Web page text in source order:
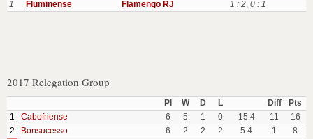
1
Fluminense Flamengo RJ 1 : 2, 0 : 1
2017 Relegation Group
Pl W D L Diff
Pts
1
Cabofriense 6 5 1 0 15:4 11
16
2
Bonsucesso 6 2 2 2 5:4 1
8